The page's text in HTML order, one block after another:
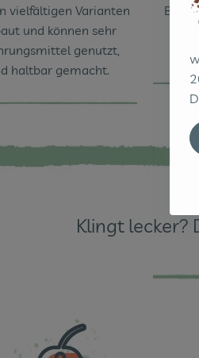
vielfältigen Varianten
und können sehr
genutzt,
haltbar gemacht.
Klingt lecker?